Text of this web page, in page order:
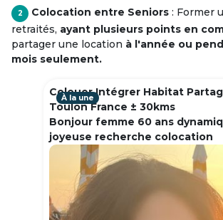
2 Colocation entre Seniors : Former
retraités, ayant plusieurs points en
partager une location à l'année ou
mois seulement.
Colouer Intégrer Habitat
Toulon France ± 30kms
Bonjour femme 60 ans
joyeuse recherche colocation
À la une